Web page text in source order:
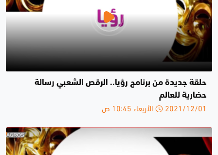
حلقة جديدة من برنامج رؤيا.. الرقص الشعبي رسالة
حضارية للعالم
2021/12/01 الأربعاء 10:45 ص